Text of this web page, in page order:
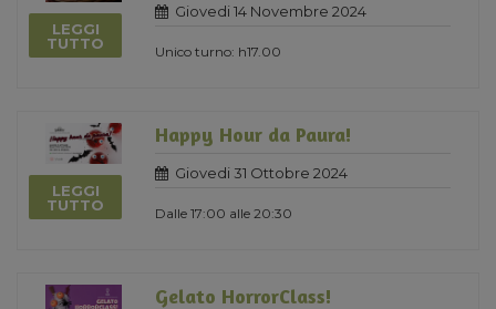
LEGGI
TUTTO
Giovedi 14 Novembre 2024
Unico turno: h17.00
LEGGI
TUTTO
Happy Hour da Paura!
Giovedi 31 Ottobre 2024
Dalle 17:00 alle 20:30
Gelato HorrorClass!